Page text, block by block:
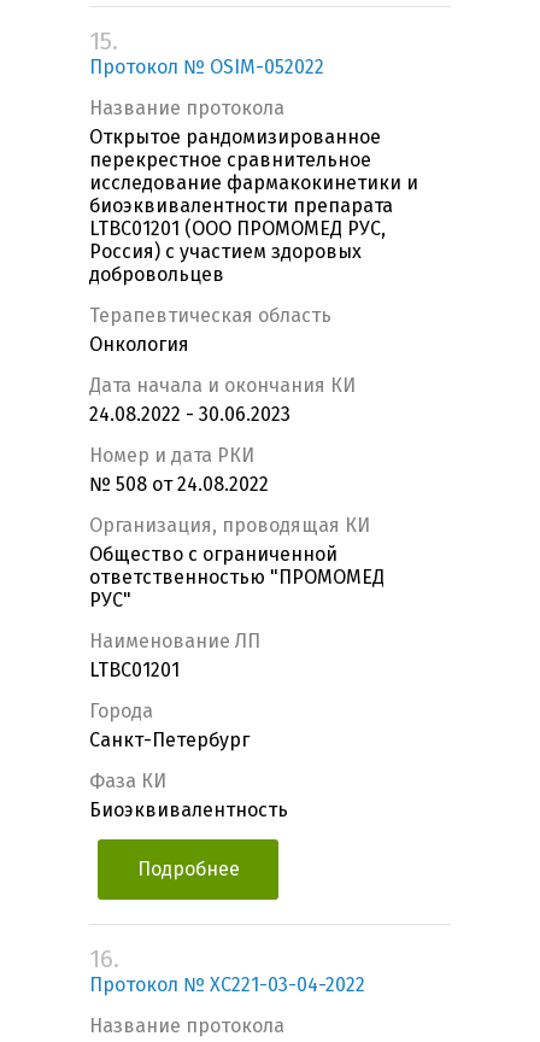
15.
Протокол № OSIM-052022
Название протокола
Открытое рандомизированное
перекрестное сравнительное
исследование фармакокинетики и
биоэквивалентности препарата
LTBС01201 (ООО ПРОМОМЕД РУС,
Россия) с участием здоровых
добровольцев
Терапевтическая область
Онкология
Дата начала и окончания КИ
24.08.2022 - 30.06.2023
Номер и дата РКИ
№ 508 от 24.08.2022
Организация, проводящая КИ
Общество с ограниченной
ответственностью "ПРОМОМЕД
РУС"
Наименование ЛП
LTBС01201
Города
Санкт-Петербург
Фаза КИ
Биоэквивалентность
Подробнее
16.
Протокол № XC221-03-04-2022
Название протокола